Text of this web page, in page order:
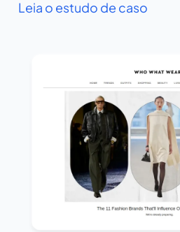
Leia o estudo de caso